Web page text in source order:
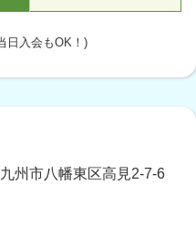
日入会もOK！)
州市八幡東区高見2-7-6